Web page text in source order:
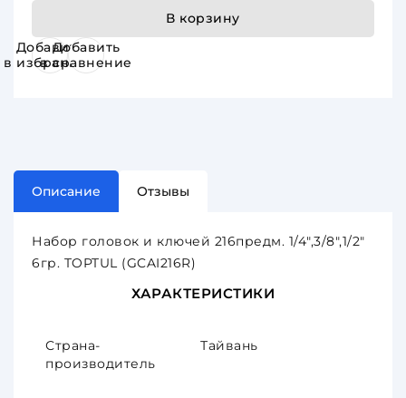
В корзину
Добавить
в избранное
Добавить
в сравнение
Описание Отзывы
Набор головок и ключей 216предм. 1/4",3/8",1/2"
6гр. TOPTUL (GCAI216R)
ХАРАКТЕРИСТИКИ
Страна-
производитель
Тайвань